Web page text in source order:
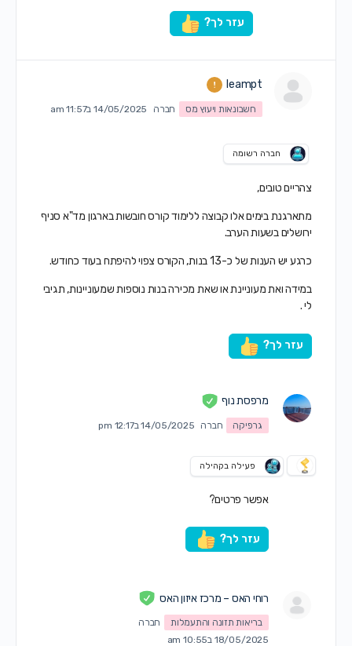
עזר לך?
leampt
חשבונאות ויעוץ מס חברה 14/05/2025 ב11:57 am
חברה רשומה
צהריים טובים,
מתארגנת בימים אלו קבוצה ללימוד קורס חובשות בארגון מד"א סניף
ירושלים בשעות הערב.
כרגע יש הענות של כ-13 בנות, הקורס צפוי להיפתח בעוד כחודש.
במידה ואת מעוניינת או שאת מכירה בנות נוספות שמעוניינות, תגיבי
לי .
עזר לך?
מרפסת נוף
גרפיקה חברה 14/05/2025 ב12:17 pm
פעילה בקהילה
אפשר פרטים?
עזר לך?
רוחי האס – מרכז איזון האס
בריאות תזונה והתעמלות
חברה
18/05/2025 ב10:55 am